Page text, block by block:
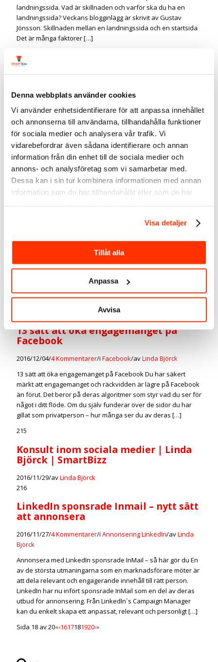
Denna webbplats använder cookies
Vi använder enhetsidentifierare för att anpassa innehållet
och annonserna till användarna, tillhandahålla funktioner
för sociala medier och analysera vår trafik. Vi
vidarebefordrar även sådana identifierare och annan
information från din enhet till de sociala medier och
annons- och analysföretag som vi samarbetar med.
Dessa kan i sin tur kombinera informationen med annan
information som du har tillhandahållit eller som de har
Visa detaljer
Tillåt alla
Anpassa
Avvisa
landningssida. Vad är skillnaden och varför ska du ha en
landningssida? Veckans blogginlägg är skrivit av Gustav
Jönsson. Skillnaden mellan en landningssida och en startsida
Det är många faktorer […]
212
5 trender inom digital
2017/01/08/0 Kommentarer/iMarknadsföring
5 trender inom digital marknadsföring 2017 som du behöver
känna till Jag har läst igenom ett flertal artiklar som både
innehåller undersökningar och förutsägelser om hur den
digitala marknadsföringen blir för 2017. Vilka trender syns och
vad behöver du satsa på för att lyckas med din
marknadsföring för detta året? Följande trender syns för
digital […]
213
2016/12/22/2 Kommentarer/iSociala Medier/avLinda Björck
Läsvärda artiklar om sociala medier Varmt tack för att du följer
mig och läser min blogg. Jag är så glad för att bloggen ökar
varje vecka med nya läsare och prenumeranter. I detta inlägg
bjuder jag på mina mest lästa inlägg och några bonustips så
du klarar dig tills jag dyker upp nästa gång, som […]
13 sätt att öka engagemanget på
Facebook
2016/12/04/4 Kommentarer/i Facebook/avLinda Björck
13 sätt att öka engagemanget på Facebook Du har säkert
märkt att engagemanget och räckvidden är lägre på Facebook
än förut. Det beror på deras algoritmer som styr vad du ser för
något i ditt flöde. Om du själv funderar över de sidor du har
gillat som privatperson – hur många ser du av deras […]
215
Konsult inom sociala medier | Linda
Björck | SmartBizz
2016/11/29/avLinda Björck
216
LinkedIn sponsrade Inmail – nytt sätt
att annonsera
2016/11/27/4 Kommentarer/i Annonsering LinkedIn/avLinda
Björck
Annonsera med LinkedIn sponsrade InMail – så här gör du En
av de största utmaningarna som en marknadsförare möter är
att dela relevant och engagerande innehåll till rätt person.
LinkedIn har nu infört sponsrade InMail som en del av deras
utbud för annonsering. Från LinkedIn´s Campaign Manager
kan du enkelt skapa ett anpassat, relevant och personligt […]
Sida 18 av 20«‹1617181920›»